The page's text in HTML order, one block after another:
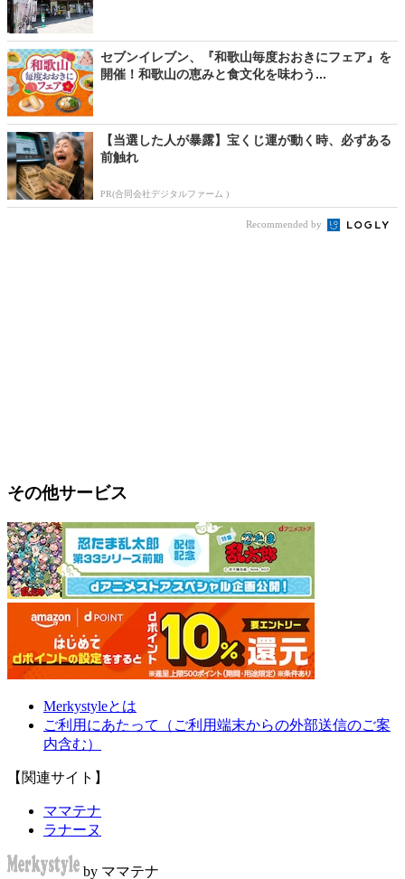
セブンイレブン、『和歌山毎度おおきにフェア』を
開催！和歌山の恵みと食文化を味わう...
【当選した人が暴露】宝くじ運が動く時、必ずある
前触れ
PR(合同会社デジタルファーム )
Recommended by
その他サービス
Merkystyleとは
ご利用にあたって（ご利用端末からの外部送信のご案
内含む）
【関連サイト】
ママテナ
ラナーヌ
by ママテナ